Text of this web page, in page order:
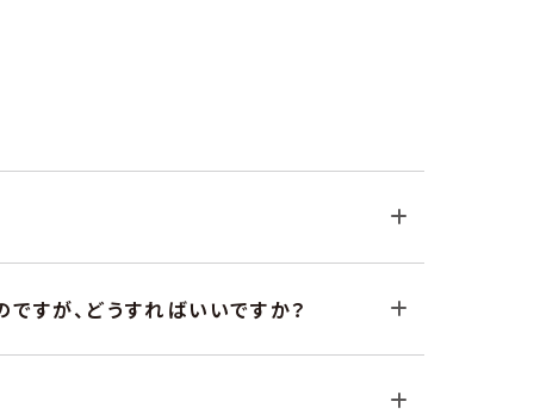
すが、どうすればいいですか？